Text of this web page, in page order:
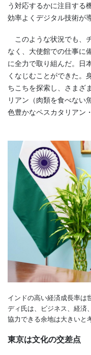
う対応するかに注目する
効率よくデジタル技術が
このような状況でも、
なく、大使館での仕事に
に全力で取り組んだ。日
くなじむことができた。
ちこちを探索し、さまざ
リアン（肉類を食べない
色豊かなペスカタリアン
インドの高い経済成長率は
ディ氏は、ビジネス、経済
協力できる余地は大きいと
東京は文化の交差点